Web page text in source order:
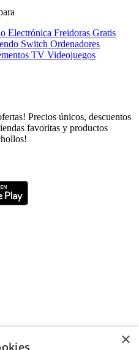
Electrónica Freidoras Gratis
Switch Ordenadores
TV Videojuegos
Precios únicos, descuentos
favoritas y productos
×